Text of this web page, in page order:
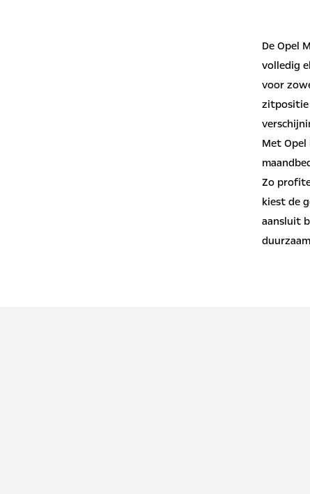
De Opel
volledig
voor
zitpositie
Met Opel
Zo
kiest de
aansluit